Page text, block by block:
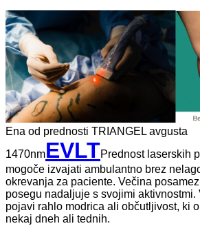
Ena od prednosti TRIANGEL avgusta
1470nmEVLTPrednost laserskih
mogoče izvajati ambulantno brez
okrevanja za paciente. Večina
posegu nadaljuje s svojimi aktivnostmi.
pojavi rahlo modrica ali občutljivost, ki
nekaj dneh ali tednih.